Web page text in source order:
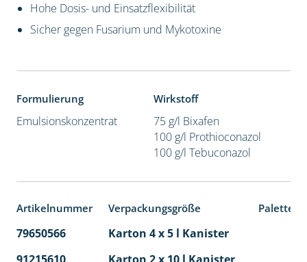
Hohe Dosis- und Einsatzflexibilität
Sicher gegen Fusarium und Mykotoxine
Formulierung
Emulsionskonzentrat
Wirkstoff
75 g/l Bixafen
100 g/l Prothioconazol
100 g/l Tebuconazol
Artikelnummer Verpackungsgröße
79650566 Karton 4 x 5 l Kanister